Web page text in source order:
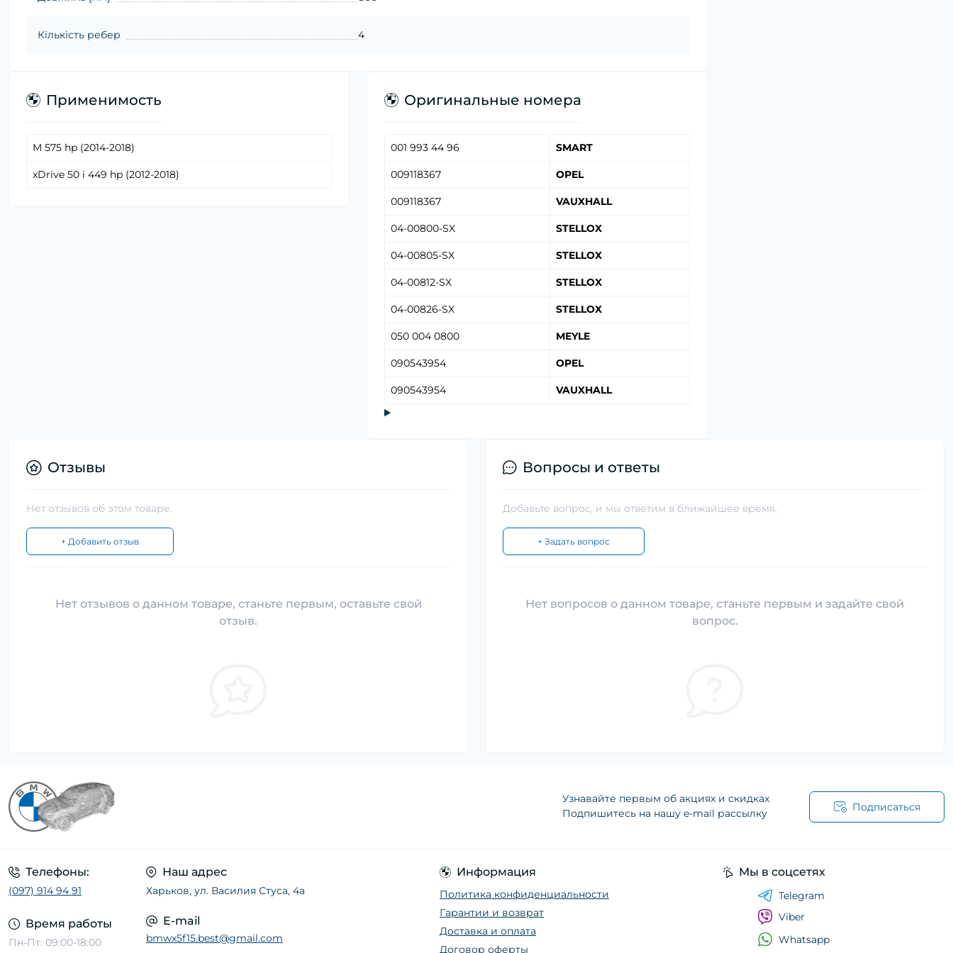
Кількість ребер 4
Применимость
M 575 hp (2014-2018)
xDrive 50 i 449 hp (2012-2018)
Оригинальные номера
001 993 44 96 SMART
009118367 OPEL
009118367 VAUXHALL
04-00800-SX STELLOX
04-00805-SX STELLOX
04-00812-SX STELLOX
04-00826-SX STELLOX
050 004 0800 MEYLE
090543954 OPEL
090543954 VAUXHALL
Отзывы
Нет отзывов об этом товаре.
+ Добавить отзыв
Нет отзывов о данном товаре, станьте первым, оставьте свой
отзыв.
Вопросы и ответы
Добавьте вопрос, и мы ответим в ближайшее время.
+ Задать вопрос
Нет вопросов о данном товаре, станьте первым и задайте свой
вопрос.
Узнавайте первым об акциях и скидках
Подпишитесь на нашу e-mail рассылку
Подписаться
Телефоны:
(097) 914 94 91
Время работы
Пн-Пт: 09:00-18:00
Наш адрес
Харьков, ул. Василия Стуса, 4а
E-mail
bmwx5f15.best@gmail.com
Информация
Политика конфиденциальности
Гарантии и возврат
Доставка и оплата
Договор оферты
Мы в соцсетях
Telegram
Viber
Whatsapp